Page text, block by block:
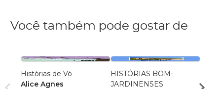
Você também pode gostar de
Histórias de Vó
Alice Agnes
HISTÓRIAS BOM-
JARDINENSES